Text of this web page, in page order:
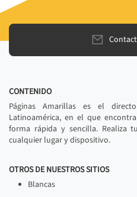
CONTENIDO
Páginas Amarillas es el
Latinoamérica, en el que
forma rápida y sencilla. Realiza
cualquier lugar y dispositivo.
OTROS DE NUESTROS SITIOS
Blancas